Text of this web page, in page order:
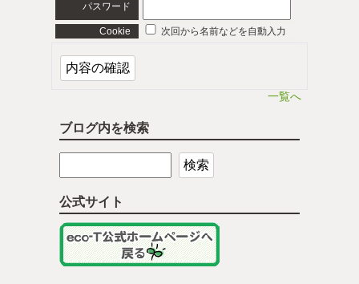
パスワード
Cookie 次回から名前などを自動入力
一覧へ
ブログ内を検索
公式サイト